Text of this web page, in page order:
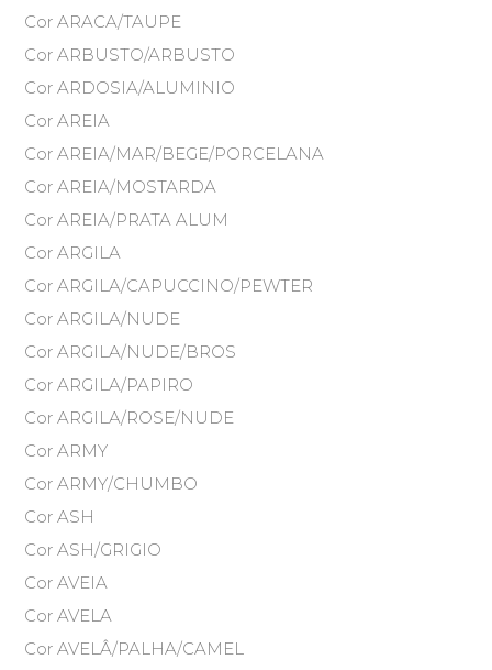
Cor ARACA/TAUPE
Cor ARBUSTO/ARBUSTO
Cor ARDOSIA/ALUMINIO
Cor AREIA
Cor AREIA/MAR/BEGE/PORCELANA
Cor AREIA/MOSTARDA
Cor AREIA/PRATA ALUM
Cor ARGILA
Cor ARGILA/CAPUCCINO/PEWTER
Cor ARGILA/NUDE
Cor ARGILA/NUDE/BROS
Cor ARGILA/PAPIRO
Cor ARGILA/ROSE/NUDE
Cor ARMY
Cor ARMY/CHUMBO
Cor ASH
Cor ASH/GRIGIO
Cor AVEIA
Cor AVELA
Cor AVELÂ/PALHA/CAMEL